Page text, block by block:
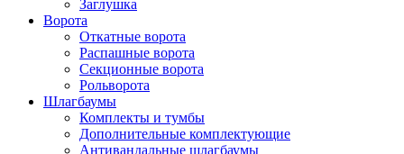
Заглушка
Ворота
Откатные ворота
Распашные ворота
Секционные ворота
Рольворота
Шлагбаумы
Комплекты и тумбы
Дополнительные комплектующие
Антивандальные шлагбаумы